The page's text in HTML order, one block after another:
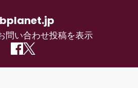
問い合わせ投稿を表示